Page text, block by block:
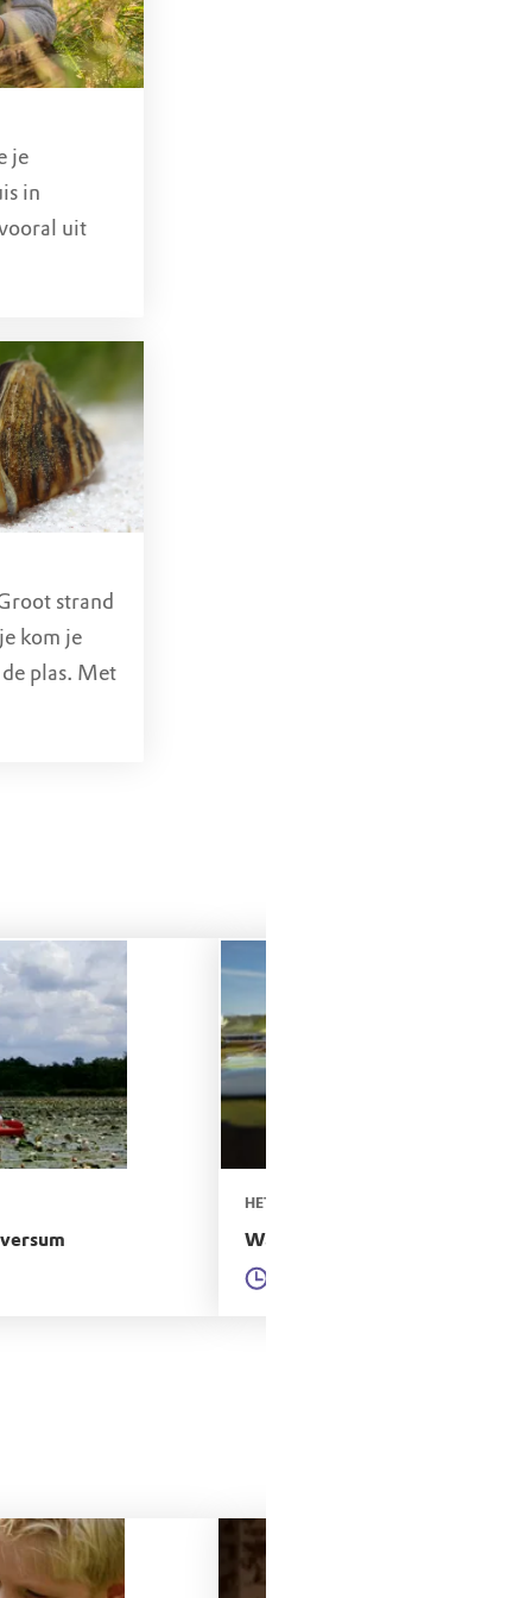
fietsers,
of
je
in
uit
zonder
ook als
ervoor dat
strand
kom je
plas. Met
en
drassig
sommige
(zie
een
de
HET HOL
Wandelroute Oppad en Kromme